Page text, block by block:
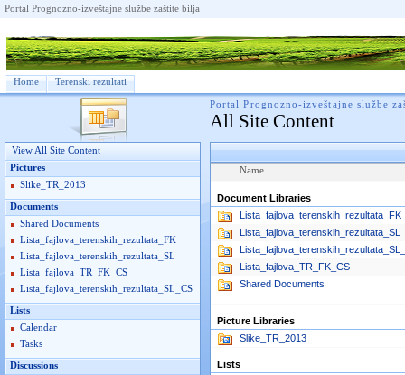
Portal Prognozno-izveštajne službe zaštite bilja
Home Terenski rezultati
Portal Prognozno-izveštajne službe
All Site Content
View All Site Content
Pictures
Slike_TR_2013
Documents
Shared Documents
Lista_fajlova_terenskih_rezultata_FK
Lista_fajlova_terenskih_rezultata_SL
Lista_fajlova_TR_FK_CS
Lista_fajlova_terenskih_rezultata_SL_CS
Lists
Calendar
Tasks
Discussions
Name
Document Libraries
Lista_fajlova_terenskih_rezultata_FK
Lista_fajlova_terenskih_rezultata_SL
Lista_fajlova_TR_FK_CS
Shared Documents
Picture Libraries
Slike_TR_2013
Lists